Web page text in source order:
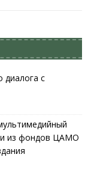
диалога с
из фондов ЦАМО